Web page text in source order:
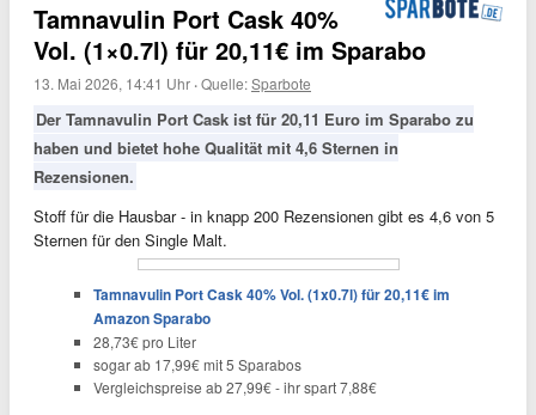
Tamnavulin Port Cask 40%
Vol. (1×0.7l) für 20,11€ im Sparabo
13. Mai 2026, 14:41 Uhr ·Quelle:Sparbote
Der Tamnavulin Port Cask ist für 20,11 Euro im Sparabo zu
haben und bietet hohe Qualität mit 4,6 Sternen in
Rezensionen.
Stoff für die Hausbar - in knapp 200 Rezensionen gibt es 4,6 von 5
Sternen für den Single Malt.
Tamnavulin Port Cask 40% Vol. (1x0.7l) für 20,11€ im
Amazon Sparabo
28,73€ pro Liter
sogar ab 17,99€ mit 5 Sparabos
Vergleichspreise ab 27,99€ - ihr spart 7,88€